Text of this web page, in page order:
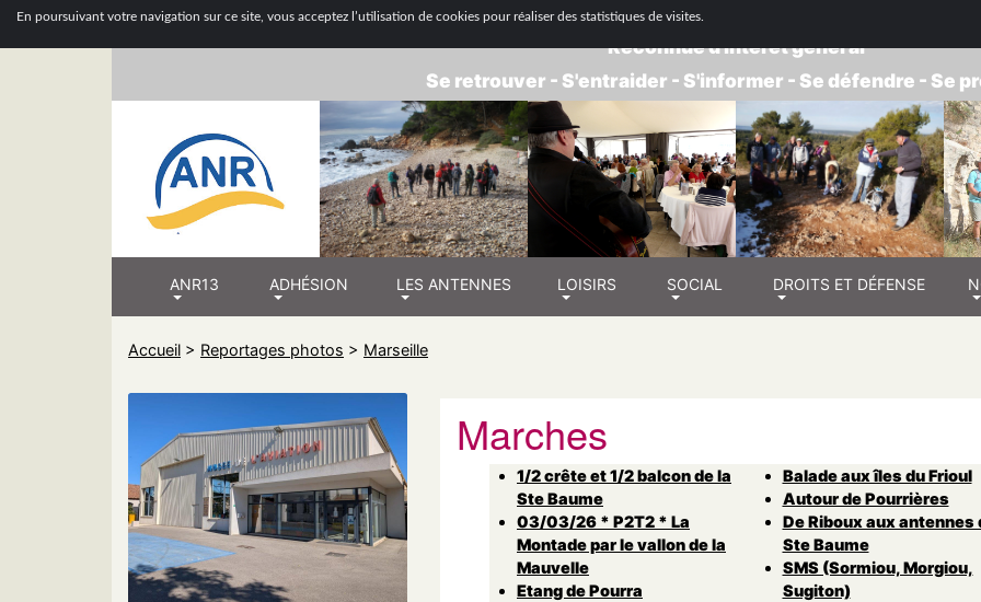
En poursuivant votre navigation sur ce site, vous acceptez l’utilisation de cookies pour réaliser des statistiques de visites.
ASSOCIATION NATIONALE DE RETRAITÉS - GROUPE
Reconnue d'intérêt général
Se retrouver - S'entraider - S'informer - Se défendre - Se
ANR13 ADHÉSION LES ANTENNES LOISIRS SOCIAL DROITS ET DÉFENSE
Accueil > Reportages photos > Marseille
Marches
1/2 crête et 1/2 balcon de la
Ste Baume
03/03/26 * P2T2 * La
Montade par le vallon de la
Mauvelle
Etang de Pourra
Balade aux îles du Frioul
Autour de Pourrières
De Riboux aux antennes
Ste Baume
SMS (Sormiou, Morgiou,
Sugiton)